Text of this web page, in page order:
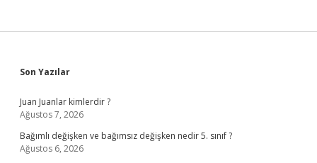
Sidebar
Son Yazılar
Juan Juanlar kimlerdir ?
Ağustos 7, 2026
Bağımlı değişken ve bağımsız değişken nedir 5. sınıf ?
Ağustos 6, 2026